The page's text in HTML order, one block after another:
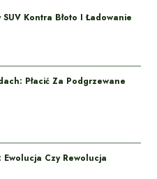
Kontra Błoto I Ładowanie
Płacić Za Podgrzewane
Czy Rewolucja